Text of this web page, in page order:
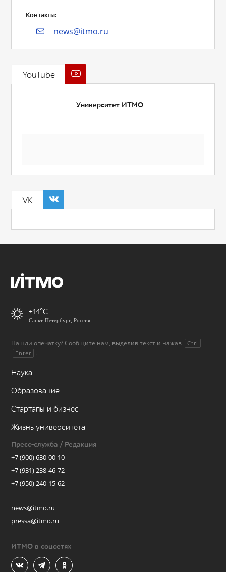
Контакты:
news@itmo.ru
YouTube
Университет ИТМО
VK
+14
Санкт-Петербург, Россия
Нашли опечатку? Сообщите нам, выделив текст и нажав Ctrl +
Enter .
Наука
Образование
Стартапы и бизнес
Жизнь университета
Пресс-служба / Редакция
+7 (900) 630-00-10
+7 (931) 238-46-72
+7 (950) 240-15-62
news@itmo.ru
pressa@itmo.ru
ИТМО в соцсетях